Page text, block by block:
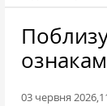
03 червня